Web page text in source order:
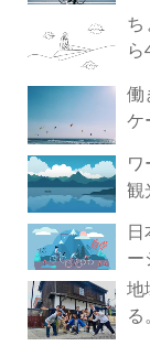
ち
ら
働
ケ
ワ
観
ー
地
る